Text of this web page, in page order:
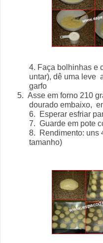
4. Faça bolhinhas e
untar), dê uma leve
garfo
5. Asse em forno 210
dourado embaixo,
6. Esperar esfriar
7. Guarde em pote
8. Rendimento: uns
tamanho)